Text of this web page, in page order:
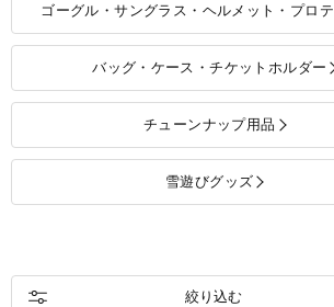
ゴーグル・サングラス・ヘルメット・プロ
バッグ・ケース・チケットホルダー
チューンナップ用品
雪遊びグッズ
絞り込む